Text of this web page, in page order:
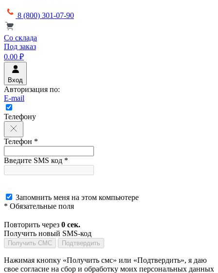
8 (800) 301-07-90
Со склада
Под заказ
0.00 ₽
Вход
Авторизация по:
E-mail
Телефону
Телефон *
Введите SMS код *
Запомнить меня на этом компьютере
* Обязательные поля
Повторить через 0 сек.
Получить новый SMS-код
Получить СМС Подтвердить
Нажимая кнопку «Получить смс» или «Подтвердить», я даю
свое согласие на сбор и обработку моих персональных данных